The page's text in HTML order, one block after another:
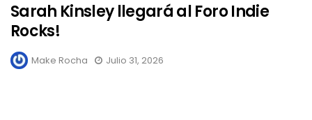
Sarah Kinsley llegará al Foro Indie
Rocks!
Make Rocha Julio 31, 2026